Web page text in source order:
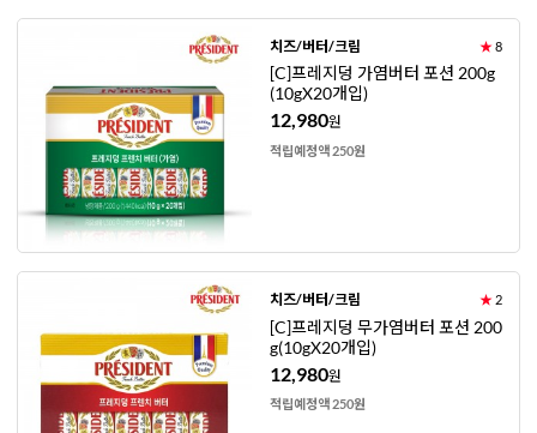
치즈/버터/크림 ★8
[C]프레지덩 가염버터 포션 200g
(10gX20개입)
12,980원
적립예정액 250원
치즈/버터/크림 ★ 2
[C]프레지덩 무가염버터 포션 200
g(10gX20개입)
12,980원
적립예정액 250원